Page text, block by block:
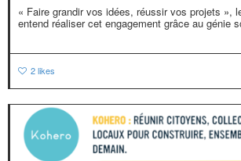
« Faire grandir vos idées, réussir vos projets »,
entend réaliser cet engagement grâce au génie
2likes